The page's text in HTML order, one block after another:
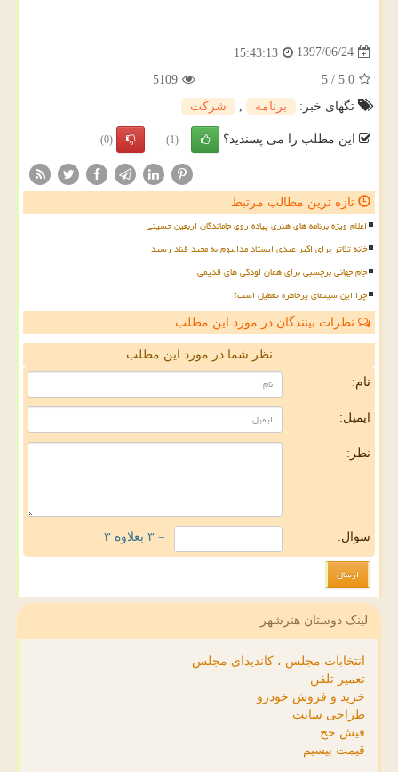
1397/06/24
15:43:13
5.0
/
5
5109
تگهای خبر:
برنامه شركت
این مطلب را می پسندید؟ (1)
(0)
تازه ترین مطالب مرتبط
اعلام ویژه برنامه های هنری پیاده روی جاماندگان اربعین حسینی
خانه تئاتر برای اکبر عبدی ایستاد مدالیوم به مجید قناد رسید
جام جهانی برچسبی برای همان لودگی های قدیمی
چرا این سینمای پرخاطره تعطیل است؟
نظرات بینندگان در مورد این مطلب
نظر شما در مورد این مطلب
نام:
ایمیل:
نظر:
سوال: = ۳ بعلاوه ۳
لینک دوستان هنرشهر
انتخابات مجلس ، کاندیدای مجلس
تعمیر تلفن
خرید و فروش خودرو
طراحی سایت
فیش حج
قیمت بیسیم